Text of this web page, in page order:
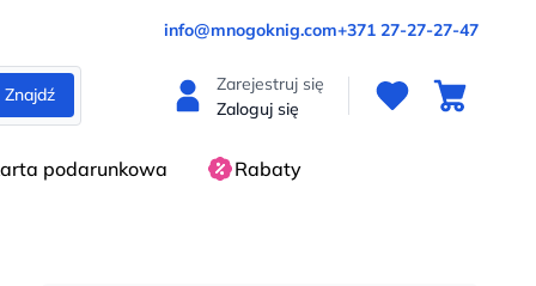
info@mnogoknig.com+371 27-27-27-47
Znajdź
Zarejestruj się
Zaloguj się
podarunkowa Rabaty